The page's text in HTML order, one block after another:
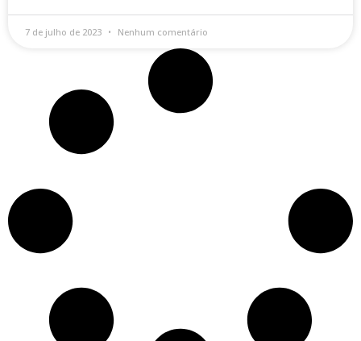
7 de julho de 2023 Nenhum comentário